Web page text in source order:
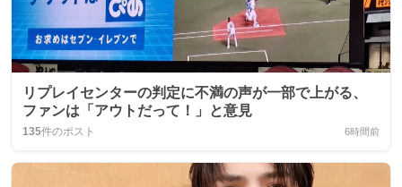
リプレイセンターの判定に不満の声が一部で上がる、
ファンは「アウトだって！」と意見
135件のポスト 6時間前